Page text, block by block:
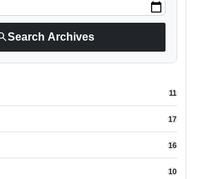
Search Archives
11
17
16
10